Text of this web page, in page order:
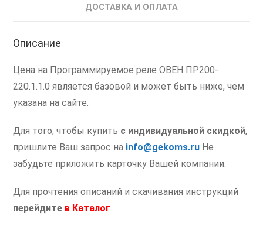
ДОСТАВКА И ОПЛАТА
Описание
Цена на Программируемое реле ОВЕН ПР200-
220.1.1.0 является базовой и может быть ниже, чем
указана на сайте.
Для того, чтобы купить с индивидуальной скидкой,
пришлите Ваш запрос на info@gekoms.ru Не
забудьте приложить карточку Вашей компании.
Для прочтения описаний и скачивания инструкций
перейдите в Каталог